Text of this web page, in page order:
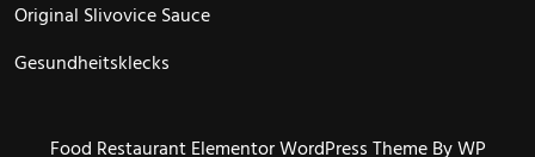
Original Slivovice Sauce
Gesundheitsklecks
Food Restaurant Elementor WordPress Theme By WP